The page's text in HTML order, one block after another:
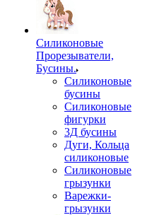
Силиконовые
Прорезыватели,
Бусины.
Силиконовые
бусины
Силиконовые
фигурки
3Д бусины
Дуги, Кольца
силиконовые
Силиконовые
грызунки
Варежки-
грызунки